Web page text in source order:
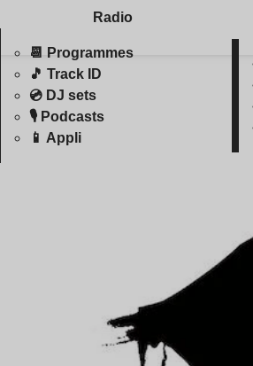
Radio
📆 Programmes
🎵 Track ID
💿 DJ sets
🎙️ Podcasts
📱 Appli